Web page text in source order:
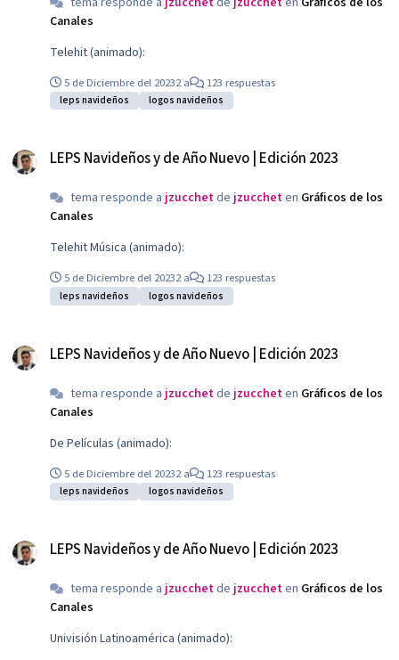
Canales
Telehit (animado):
5 de Diciembre del 20232 a 123 respuestas
leps navideños logos navideños
LEPS Navideños y de Año Nuevo | Edición 2023
tema responde ajzucchetdejzuccheten Gráficos de los
Canales
Telehit Música (animado):
5 de Diciembre del 20232 a 123 respuestas
leps navideños logos navideños
LEPS Navideños y de Año Nuevo | Edición 2023
tema responde a jzucchetde jzuccheten Gráficos de los
Canales
De Películas (animado):
5 de Diciembre del 20232 a 123 respuestas
leps navideños logos navideños
LEPS Navideños y de Año Nuevo | Edición 2023
tema responde ajzucchetdejzuccheten Gráficos de los
Canales
Univisión Latinoamérica (animado):